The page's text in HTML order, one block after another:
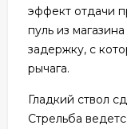
эффект отдачи
пуль из
задержку, с
рычага.
Гладкий ствол
Стрельба